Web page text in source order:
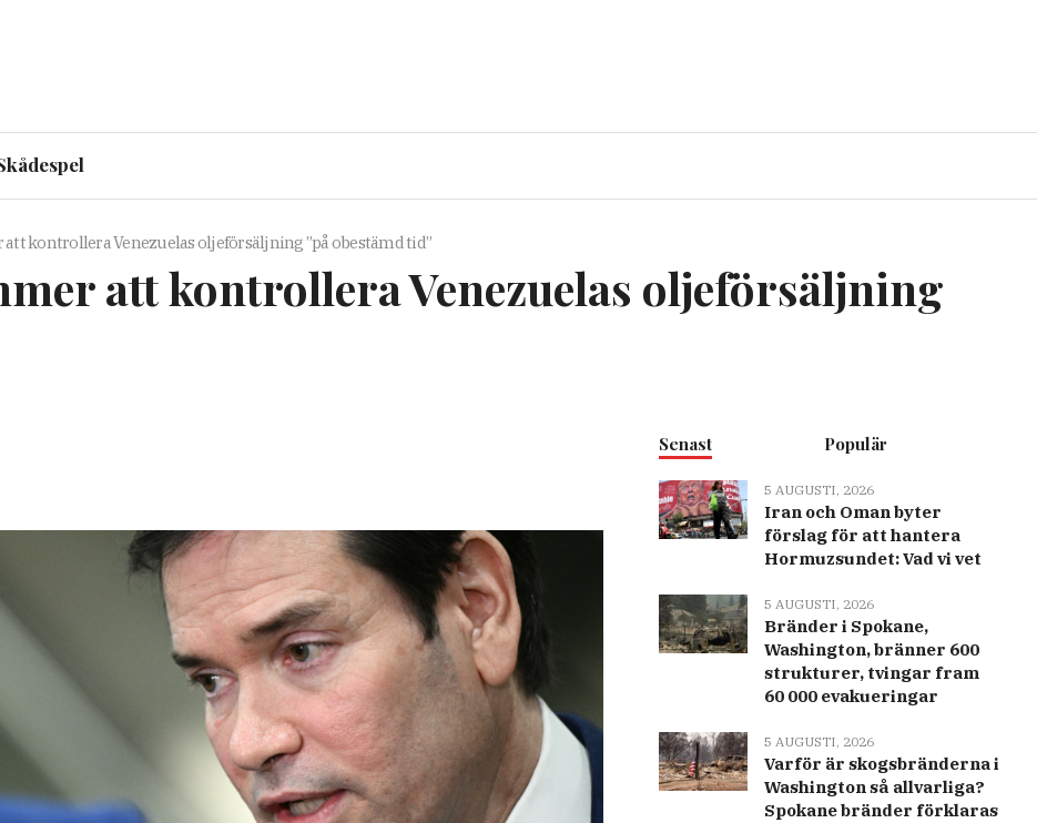
att kontrollera Venezuelas oljeförsäljning ”på obestämd tid”
att kontrollera Venezuelas oljeförsäljning
Senast Populär
5 AUGUSTI, 2026
Iran och Oman byter
förslag för att hantera
Hormuzsundet: Vad vi vet
5 AUGUSTI, 2026
Bränder i Spokane,
Washington, bränner 600
strukturer, tvingar fram
60 000 evakueringar
5 AUGUSTI, 2026
Varför är skogsbränderna i
Washington så allvarliga?
Spokane bränder förklaras